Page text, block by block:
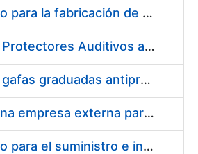
Acuerdo marco para la fabricación de piezas
Suministro de Protectores Auditivos a medida para las personas trabajadoras de los Centros de Trabajo de Madrid y Burgos
Suministro de gafas graduadas antiproyecciones para los trabajadores de la FNMT-RCM en los centros de trabajo de Madrid y Burgos
Servicios de una empresa externa para el asesoramiento y resolución de los recursos de alzada que se presentan relacionados con procesos de selección para la FNMT-RCM
Acuerdo marco para el suministro e instalación de persianas, estores y otros complementos